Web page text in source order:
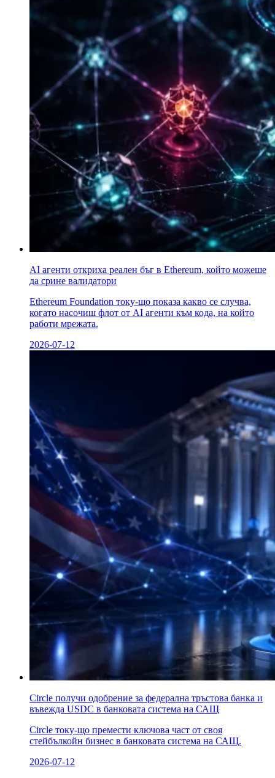
AI агенти откриха реален бъг в Ethereum, който можеше
да сринe валидатори
Ethereum Foundation току-що показа какво се случва,
когато насочиш флот от AI агенти към кода, на който
работи мрежата.
2026-07-12
Circle получи одобрение за федерална тръстова банка и
въвежда USDC в банковата система на САЩ
Circle току-що премести ключова част от своя
стейбълкойн бизнес в банковата система на САЩ.
2026-07-12